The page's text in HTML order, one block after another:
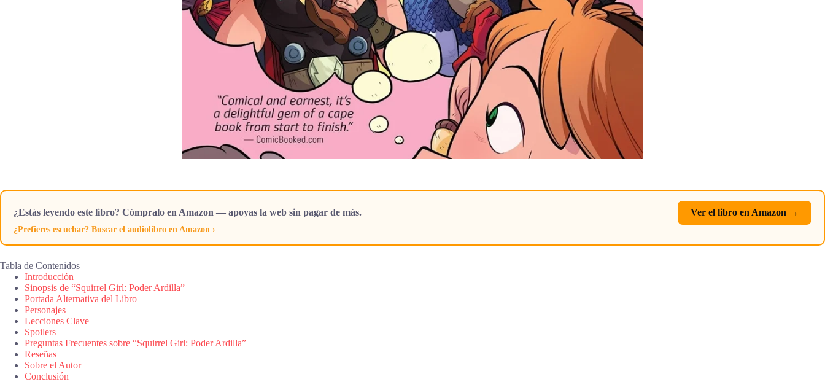
¿Estás leyendo este libro? Cómpralo en Amazon — apoyas la web sin pagar de más. Ver el libro en Amazon →
¿Prefieres escuchar? Buscar el audiolibro en Amazon ›
Tabla de Contenidos
Introducción
Sinopsis de “Squirrel Girl: Poder Ardilla”
Portada Alternativa del Libro
Personajes
Lecciones Clave
Spoilers
Preguntas Frecuentes sobre “Squirrel Girl: Poder Ardilla”
Reseñas
Sobre el Autor
Conclusión